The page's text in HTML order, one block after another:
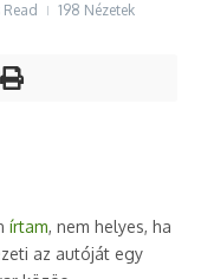
198 Nézetek
írtam, nem helyes, ha
az autóját egy